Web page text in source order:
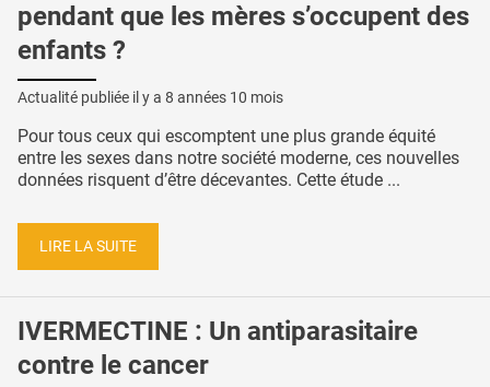
pendant que les mères s’occupent des
enfants ?
Actualité publiée il y a 8 années 10 mois
Pour tous ceux qui escomptent une plus grande équité
entre les sexes dans notre société moderne, ces nouvelles
données risquent d’être décevantes. Cette étude ...
LIRE LA SUITE
IVERMECTINE : Un antiparasitaire
contre le cancer